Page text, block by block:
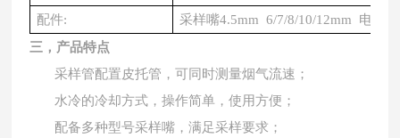
配件: 采样嘴4.5mm 6/7/8/10/12mm 电源
三，产品特点
采样管配置皮托管，可同时测量烟气流速；
水冷的冷却方式，操作简单，使用方便；
配备多种型号采样嘴，满足采样要求；